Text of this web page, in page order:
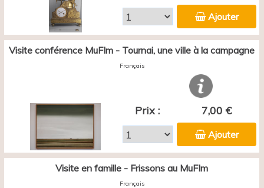
Ajouter
Visite conférence MuFIm - Tournai, une ville à la campagne
Français
Prix : 7,00 €
Ajouter
Visite en famille - Frissons au MuFIm
Français